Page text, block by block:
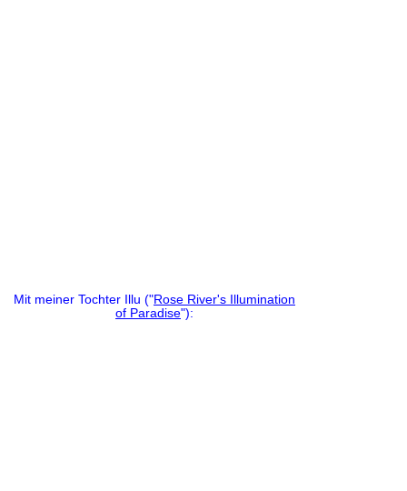
Mit meiner Tochter Illu ("Rose River's Illumination
of Paradise"):